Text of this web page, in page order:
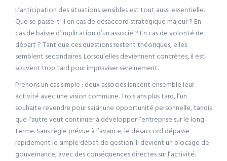
L’anticipation des situations sensibles est tout aussi essentielle.
Que se passe-t-il en cas de désaccord stratégique majeur ? En
cas de baisse d’implication d’un associé ? En cas de volonté de
départ ? Tant que ces questions restent théoriques, elles
semblent secondaires. Lorsqu’elles deviennent concrètes, il est
souvent trop tard pour improviser sereinement.
Prenons un cas simple : deux associés lancent ensemble leur
activité avec une vision commune. Trois ans plus tard, l’un
souhaite revendre pour saisir une opportunité personnelle, tandis
que l’autre veut continuer à développer l’entreprise sur le long
terme. Sans règle prévue à l’avance, le désaccord dépasse
rapidement le simple débat de gestion. Il devient un blocage de
gouvernance, avec des conséquences directes sur l’activité.